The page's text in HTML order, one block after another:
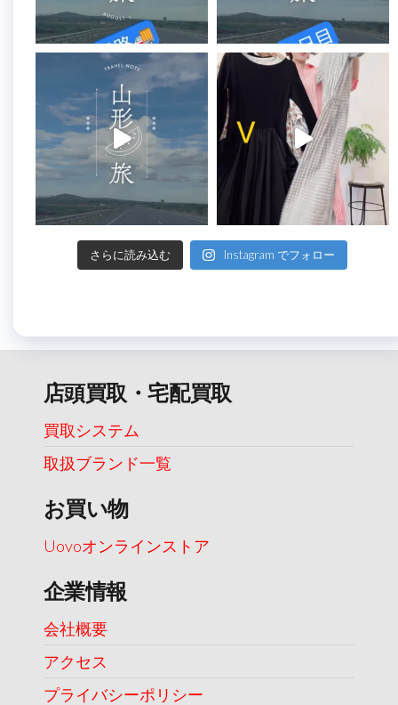
さらに読み込む Instagram でフォロー
店頭買取・宅配買取
買取システム
取扱ブランド一覧
お買い物
Uovoオンラインストア
企業情報
会社概要
アクセス
プライバシーポリシー